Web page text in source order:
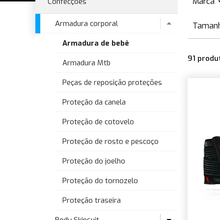
Armadura corporal
Armadura de bebê
Armadura Mtb
Peças de reposição proteções
Proteção da canela
Proteção de cotovelo
Proteção de rosto e pescoço
Proteção do joelho
Proteção do tornozelo
Proteção traseira
91